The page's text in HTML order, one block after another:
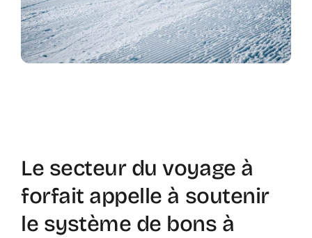
Nederlands
Le secteur du voyage à
forfait appelle à soutenir
le système de bons à